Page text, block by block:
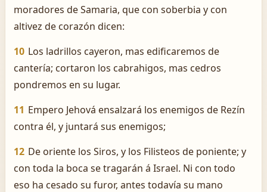
moradores de Samaria, que con soberbia y con
altivez de corazón dicen:
10 Los ladrillos cayeron, mas edificaremos de
cantería; cortaron los cabrahigos, mas cedros
pondremos en su lugar.
11 Empero Jehová ensalzará los enemigos de Rezín
contra él, y juntará sus enemigos;
12 De oriente los Siros, y los Filisteos de poniente; y
con toda la boca se tragarán á Israel. Ni con todo
eso ha cesado su furor, antes todavía su mano